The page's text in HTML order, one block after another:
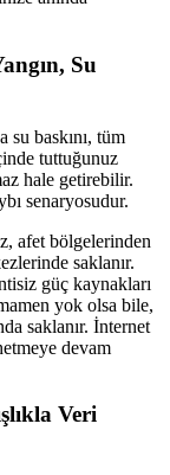
Su
baskını, tüm
tuttuğunuz
hale getirebilir.
senaryosudur.
afet bölgelerinden
saklanır.
güç kaynakları
yok olsa bile,
saklanır. İnternet
devam
Veri